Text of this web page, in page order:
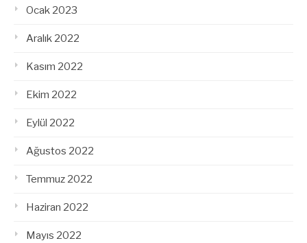
Ocak 2023
Aralık 2022
Kasım 2022
Ekim 2022
Eylül 2022
Ağustos 2022
Temmuz 2022
Haziran 2022
Mayıs 2022